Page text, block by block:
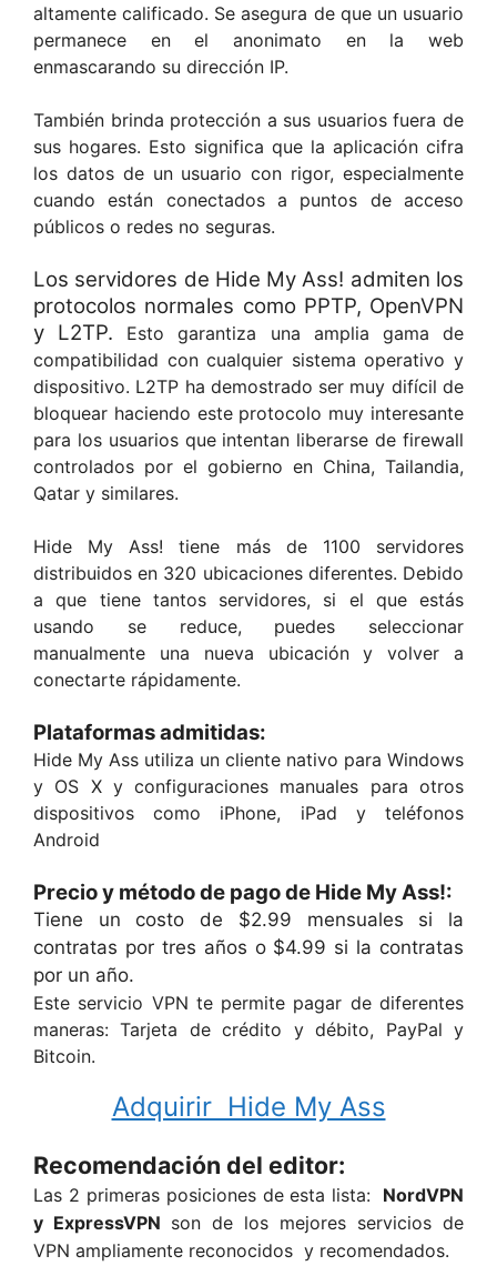
altamente calificado. Se asegura de que un usuario
permanece en el anonimato en la web
enmascarando su dirección IP.
También brinda protección a sus usuarios fuera de
sus hogares. Esto significa que la aplicación cifra
los datos de un usuario con rigor, especialmente
cuando están conectados a puntos de acceso
públicos o redes no seguras.
Los servidores de Hide My Ass! admiten los
protocolos normales como PPTP, OpenVPN
y L2TP.
Esto garantiza una amplia gama de
compatibilidad con cualquier sistema operativo y
dispositivo. L2TP ha demostrado ser muy difícil de
bloquear haciendo este protocolo muy interesante
para los usuarios que intentan liberarse de firewall
controlados por el gobierno en China, Tailandia,
Qatar y similares.
Hide My Ass! tiene más de 1100 servidores
distribuidos en 320 ubicaciones diferentes. Debido
a que tiene tantos servidores, si el que estás
usando se reduce, puedes seleccionar
manualmente una nueva ubicación y volver a
conectarte rápidamente.
Plataformas admitidas:
Hide My Ass utiliza un cliente nativo para Windows
y OS X y configuraciones manuales para otros
dispositivos como iPhone, iPad y teléfonos
Android
Precio y método de pago de Hide My Ass!:
Tiene un costo de $2.99 mensuales si la
contratas por tres años o $4.99 si la contratas
por un año.
Este servicio VPN te permite pagar de diferentes
maneras: Tarjeta de crédito y débito, PayPal y
Bitcoin.
Adquirir Hide My Ass
Recomendación del editor:
Las 2 primeras posiciones de esta lista: NordVPN
y ExpressVPN son de los mejores servicios de
VPN ampliamente reconocidos ​​y recomendados.